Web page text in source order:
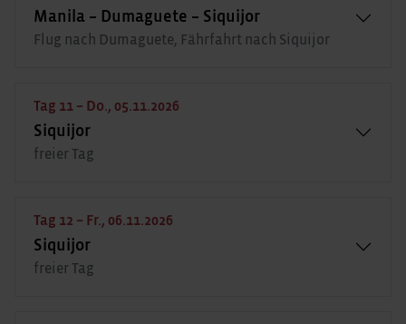
Manila – Dumaguete – Siquijor
Flug nach Dumaguete, Fährfahrt nach Siquijor
Tag 11 – Do., 05.11.2026
Siquijor
freier Tag
Tag 12 – Fr., 06.11.2026
Siquijor
freier Tag